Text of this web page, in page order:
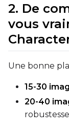
2. De
vous
Une bonne
15-30
20-40